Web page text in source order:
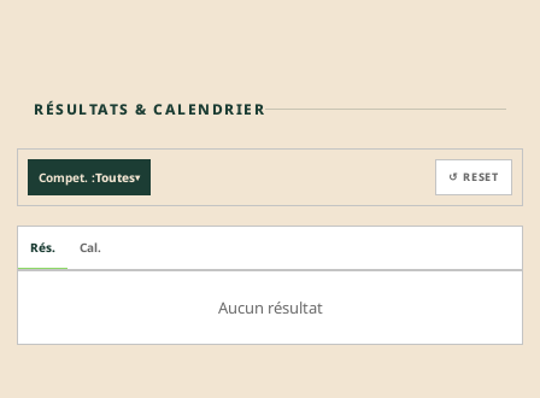
RÉSULTATS & CALENDRIER
Compet. :Toutes▾ ↺ RESET
Rés. Cal.
Aucun résultat